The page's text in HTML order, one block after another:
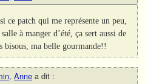
ce patch qui me représente un peu,
à manger d’été, ça sert aussi de
ma belle gourmande!!
, Anne a dit :